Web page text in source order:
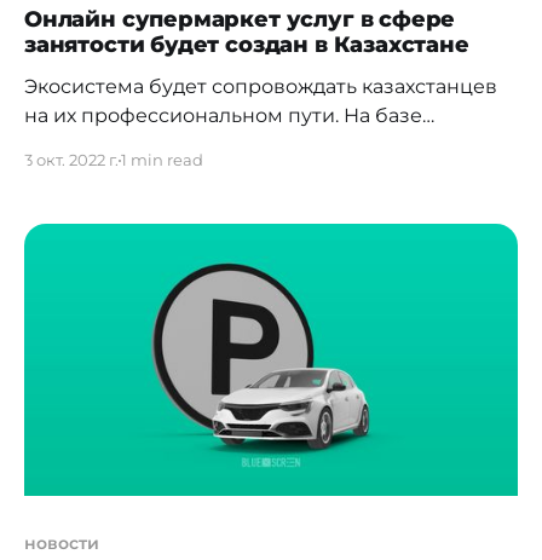
Онлайн супермаркет услуг в сфере
занятости будет создан в Казахстане
Экосистема будет сопровождать казахстанцев
на их профессиональном пути. На базе
единую цифровую экосистему — онлайн-
супермаркет услуг в сфере занятости.
Экосистема будет сопровождать граждан на их
профессиональном пути: от выбора профессии
до оформления трудовых отношений. На
сегодня на базе ЭБТ уже реализованы
3 окт. 2022 г.1 min read
новости